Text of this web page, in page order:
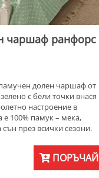
чаршаф ранфорс
долен чаршаф от
с бели точки внася
настроение в
е 100% памук – мека,
през всички сезони.
винтидж, сканди и
ПОРЪЧАЙ